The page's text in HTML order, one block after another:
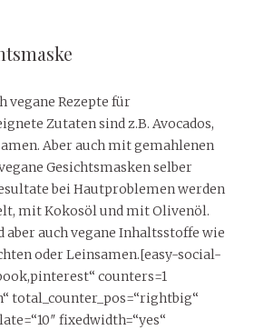
vegane Rezepte für
Zutaten sind z.B. Avocados,
Aber auch mit gemahlenen
Gesichtsmasken selber
bei Hautproblemen werden
mit Kokosöl und mit Olivenöl.
auch vegane Inhaltsstoffe wie
oder Leinsamen.[easy-social-
counters=1
total_counter_pos=“rightbig“
fixedwidth=“yes“